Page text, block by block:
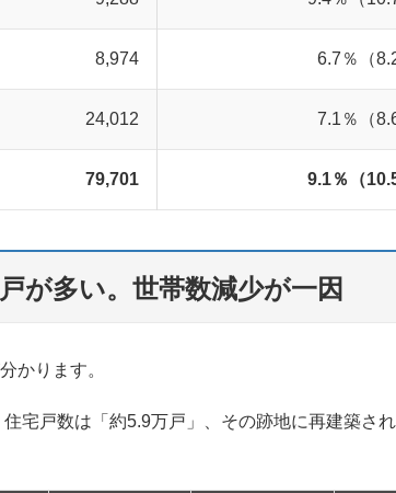
8,974 6.7％（
24,012 7.1％（
79,701 9.1％（
が多い。世帯数減少が一因
かります。
宅戸数は「約5.9万戸」、その跡地に再建築さ